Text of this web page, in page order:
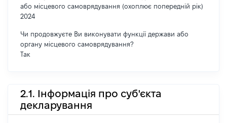
або місцевого самоврядування (охоплює попередній рік)
2024
Чи продовжуєте Ви виконувати функції держави або
органу місцевого самоврядування?
Так
2.1. Інформація про суб'єкта
декларування